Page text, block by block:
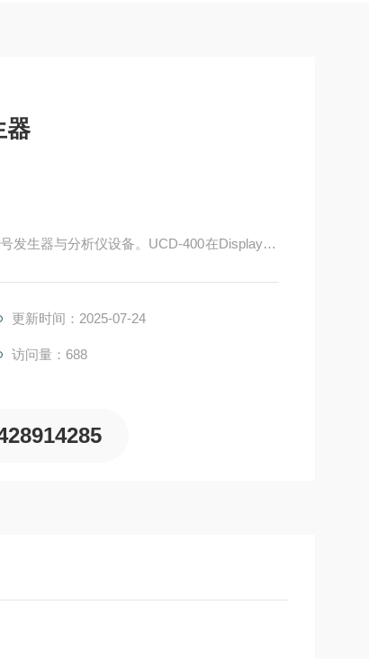
器
发生器与分析仪设备。UCD-400在DisplayPo
更新时间：2025-07-24
访问量：688